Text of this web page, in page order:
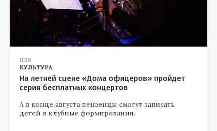
11:29
КУЛЬТУРА
На летней сцене «Дома офицеров» пройдет
серия бесплатных концертов
А в конце августа пензенцы смогут записать
детей в клубные формирования.